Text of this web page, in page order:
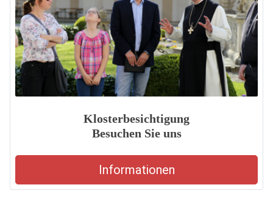
Klosterbesichtigung
Besuchen Sie uns
Informationen